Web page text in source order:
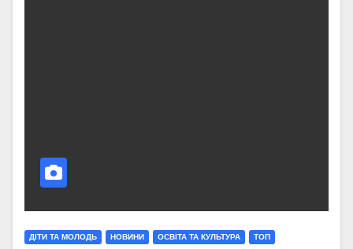
ДІТИ ТА МОЛОДЬ НОВИНИ ОСВІТА ТА КУЛЬТУРА ТОП